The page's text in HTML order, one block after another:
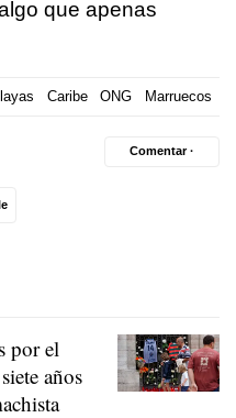
que apenas
Caribe ONG Marruecos
Comentar ·
por el
años